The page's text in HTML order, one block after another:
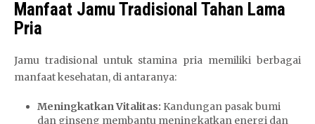
Manfaat Jamu Tradisional Tahan Lama
Pria
Jamu tradisional untuk stamina pria memiliki berbagai
manfaat kesehatan, di antaranya:
Meningkatkan Vitalitas: Kandungan pasak bumi
dan ginseng membantu meningkatkan energi dan